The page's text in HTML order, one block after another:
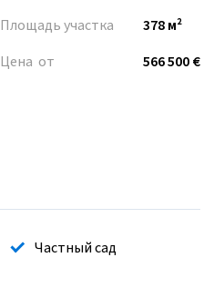
Площадь участка
378 м²
Цена от
566 500 €
Частный сад